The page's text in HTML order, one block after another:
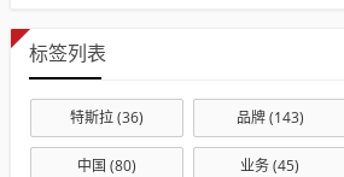
标签列表
特斯拉(36) 品牌(143)
中国 (80) 业务(45)